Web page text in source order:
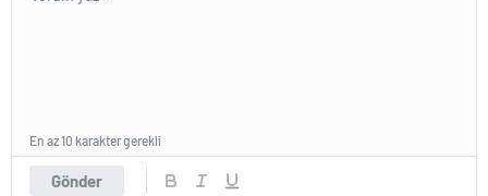
Gönder
En az 10 karakter gerekli